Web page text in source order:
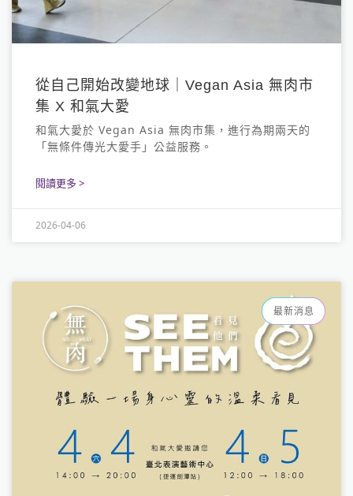
從自己開始改變地球｜Vegan Asia 無肉市
集 X 和氣大愛
和氣大愛於 Vegan Asia 無肉市集，進行為期兩天的
「無條件傳光大愛手」公益服務。
閱讀更多 >
2026-04-06
最新消息